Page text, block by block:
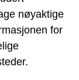
nøyaktige
for